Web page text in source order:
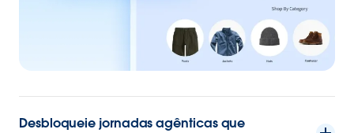
Desbloqueie jornadas agênticas que